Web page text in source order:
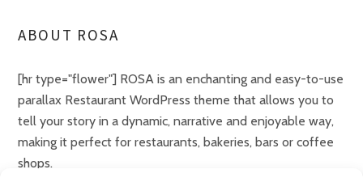
ABOUT ROSA
[hr type="flower"] ROSA is an enchanting and easy-to-use
parallax Restaurant WordPress theme that allows you to
tell your story in a dynamic, narrative and enjoyable way,
making it perfect for restaurants, bakeries, bars or coffee
shops.